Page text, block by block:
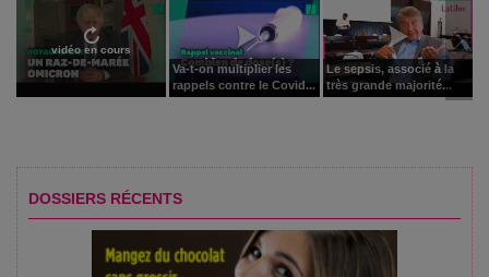
vidéo en cours
Va-t-on multiplier les
rappels contre le Covid...
Le sepsis, associé à la
très grande majorité...
DOSSIERS RÉCENTS